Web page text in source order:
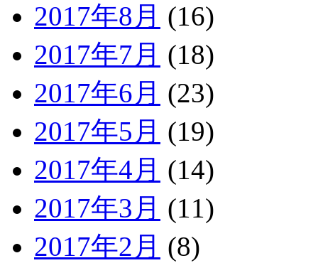
2017年8月 (16)
2017年7月 (18)
2017年6月 (23)
2017年5月 (19)
2017年4月 (14)
2017年3月 (11)
2017年2月 (8)